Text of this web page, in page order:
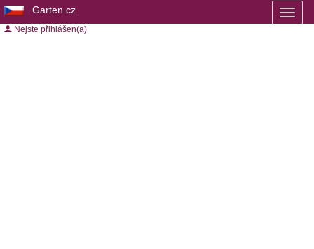
Garten.cz
Nejste přihlášen(a)